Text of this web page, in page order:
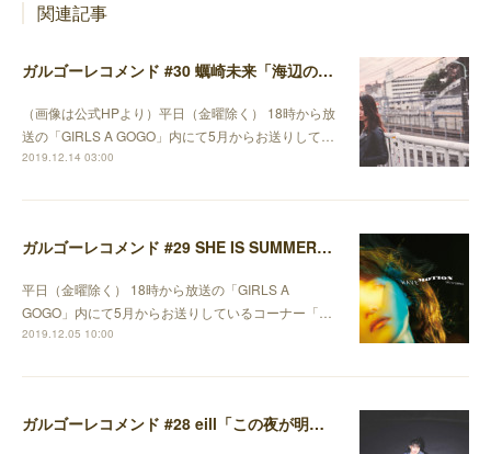
関連記事
ガルゴーレコメンド #30 蠣崎未来「海辺の途中」 編
（画像は公式HPより）平日（金曜除く） 18時から放
送の「GIRLS A GOGO」内にて5月からお送りして…
2019.12.14 03:00
ガルゴーレコメンド #29 SHE IS SUMMER「嬉しくなっちゃって」編
平日（金曜除く） 18時から放送の「GIRLS A
GOGO」内にて5月からお送りしているコーナー「…
2019.12.05 10:00
ガルゴーレコメンド #28 eill「この夜が明けるまで」編